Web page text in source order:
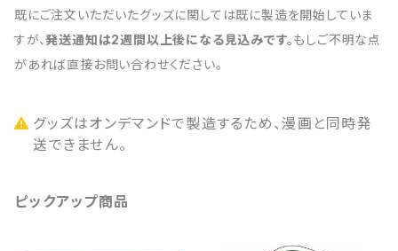
既にご注文いただいたグッズに関しては既に製造を開始していま
すが、発送通知は2週間以上後になる見込みです。もしご不明な点
があれば直接お問い合わせください。
グッズはオンデマンドで製造するため、漫画と同時発
送できません。
ピックアップ商品